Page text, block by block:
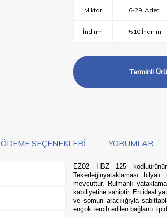
Miktar
İndirim
6-29 Adet
%10 İndirim
Terminli
ÖDEME SEÇENEKLERI YORUMLAR
EZ02 HBZ 125
Tekerleğinyataklaması
mevcuttur. Rulmanlı
kabiliyetine sahiptir. En ideal
ve somun aracılığıyla
ençok tercih edilen bağlantı